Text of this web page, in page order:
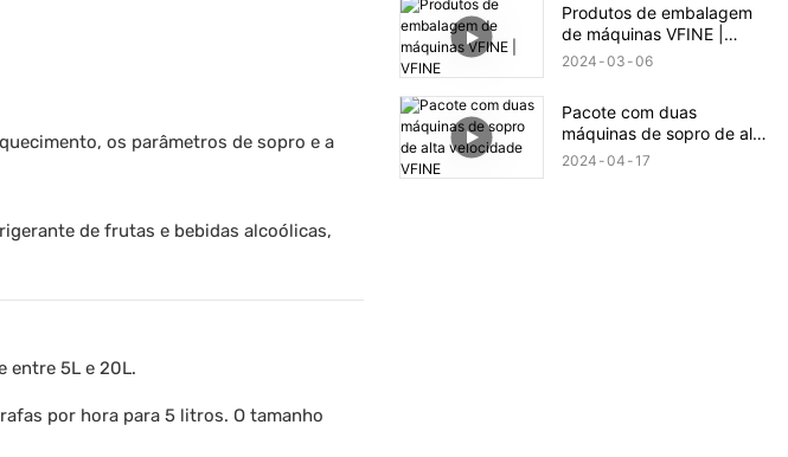
os parâmetros de sopro e a
de frutas e bebidas alcoólicas,
entre 5L e 20L.
por hora para 5 litros. O tamanho
Factory
Produtos de embalagem
de máquinas VFINE |
VFINE
2024 03 06
Pacote com duas
máquinas de sopro de alta
velocidade VFINE
2024 04 17